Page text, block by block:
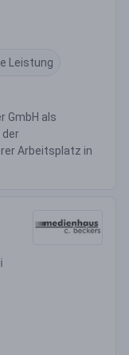
Leistung
GmbH als
Arbeitsplatz in